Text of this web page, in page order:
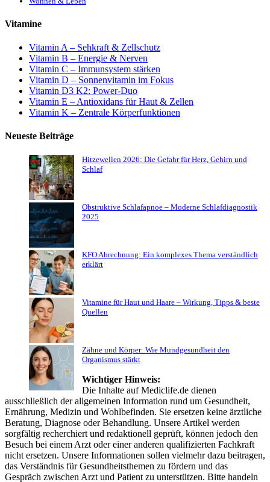
Vitamine
Vitamin A – Sehkraft & Zellschutz
Vitamin B – Energie & Nerven
Vitamin C – Immunsystem stärken
Vitamin D – Sonnenvitamin im Fokus
Vitamin D3 K2: Power-Duo
Vitamin E – Antioxidans für Haut & Zellen
Vitamin K – Zentrale Körperfunktionen
Neueste Beiträge
Hitzewellen 2026: Die Gefahr für Herz, Gehirn und
Schlaf
Obstruktive Schlafapnoe – Moderne Schlafdiagnostik
2025
KFO Abrechnung: Ein komplexes Thema verständlich
erklärt
Vitamine für Haut und Haare – Wirkung, Tipps & beste
Quellen
Zähne und Körper: Wie Mundgesundheit den
Organismus stärkt
Wichtiger Hinweis:
Die Inhalte auf Mediclife.de dienen
ausschließlich der allgemeinen Information rund um Gesundheit,
Ernährung, Medizin und Wohlbefinden. Sie ersetzen keine ärztliche
Beratung, Diagnose oder Behandlung. Unsere Artikel werden
sorgfältig recherchiert und redaktionell geprüft, können jedoch den
Besuch bei einem Arzt oder einer anderen qualifizierten Fachkraft
nicht ersetzen. Unsere Informationen sollen vielmehr dazu beitragen,
das Verständnis für Gesundheitsthemen zu fördern und das
Gespräch zwischen Arzt und Patient zu unterstützen. Bitte handeln